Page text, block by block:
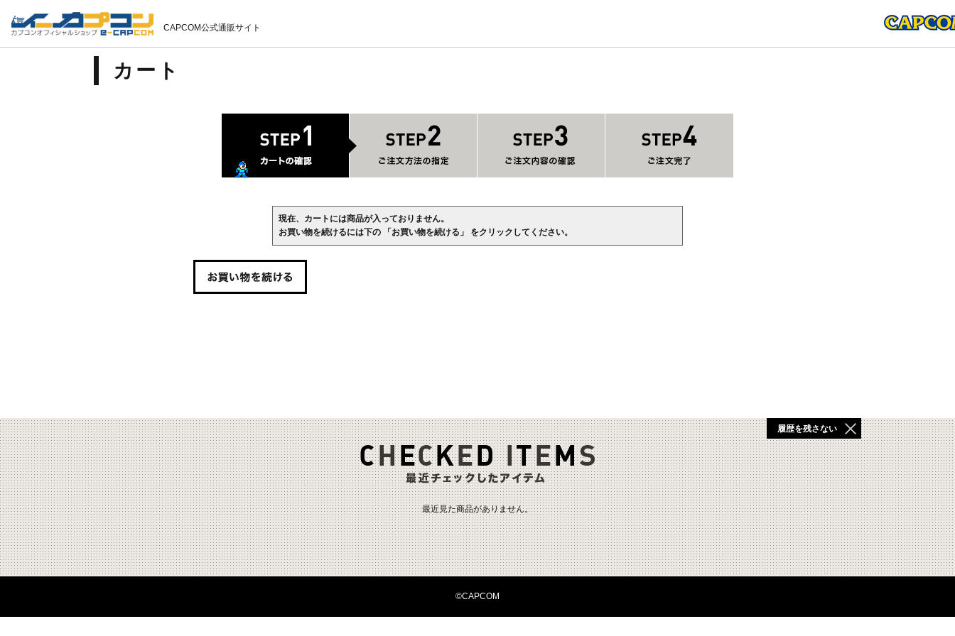
CAPCOM公式通販サイト
カート
現在、カートには商品が入っておりません。
お買い物を続けるには下の 「お買い物を続ける」 をクリックしてください。
最近見た商品がありません。
履歴を残さない
©CAPCOM